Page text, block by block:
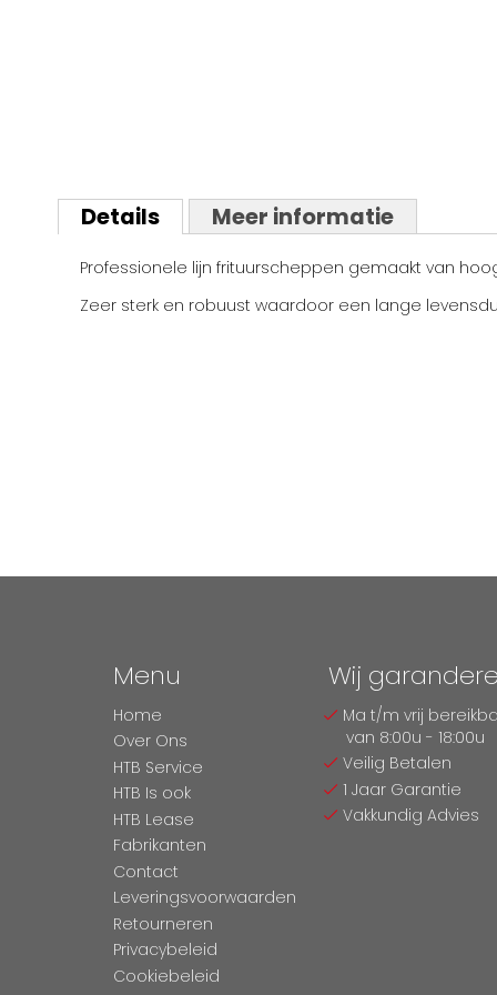
naar
het
van
afbeeldingen-
Details
Professionele lijn frituurscheppen gemaakt van
Zeer sterk en robuust waardoor een lange
Meer informatie
Menu
Home
Over Ons
HTB Service
HTB Is ook
HTB Lease
Fabrikanten
Contact
Leveringsvoorwaarden
Retourneren
Privacybeleid
Cookiebeleid
Wij
Ma t/m vrij
van 8:00u - 18:00u
Veilig Betalen
1 Jaar Garantie
Vakkundig Advies